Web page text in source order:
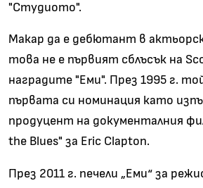
"Студиото".
Макар да е дебютант в
това не е първият сблъсък на
наградите "Еми". През 1995 г.
първата си номинация като
продуцент на документалния
the Blues" за Eric Clapton.
През 2011 г. печели „Еми“ за